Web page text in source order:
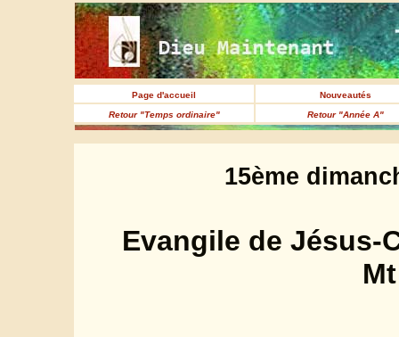
Page d'accueil
Nouveautés
Retour "Temps ordinaire"
Retour "Année A"
15ème
Evangile de Jésus-